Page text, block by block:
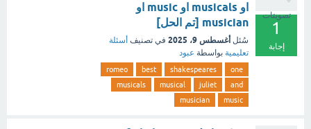
تصويتات
1
إجابة
او musicals او music او
musician [تم الحل]
سُئل أغسطس 9، 2025 في تصنيف أسئلة
تعليمية بواسطة عبود
one
shakespeares
best
romeo
and
juliet
musical
musicals
music
musician